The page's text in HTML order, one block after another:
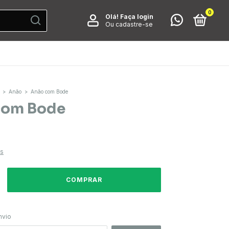
Olá! Faça login
Ou cadastre-se
0
> Anão > Anão com Bode
Bode